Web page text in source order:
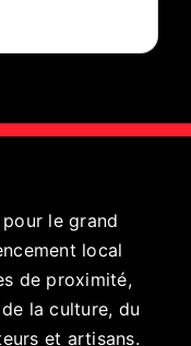
le grand
local
de proximité,
la culture, du
et artisans.